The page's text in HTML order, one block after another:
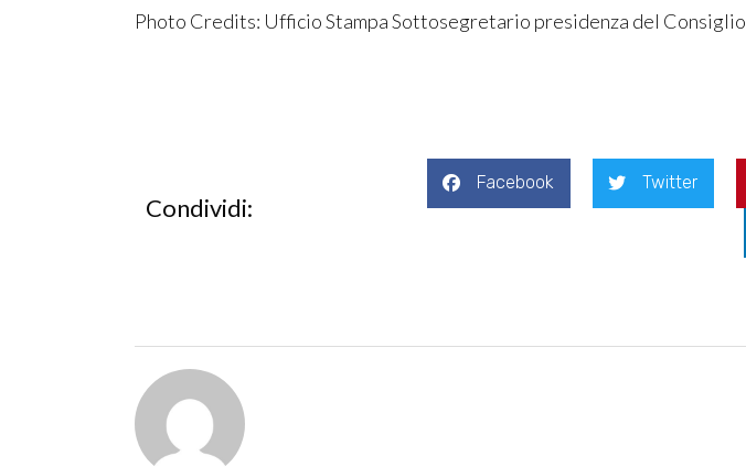
Photo Credits: Ufficio Stampa Sottosegretario presidenza del Consiglio
Condividi:
Facebook Twitter